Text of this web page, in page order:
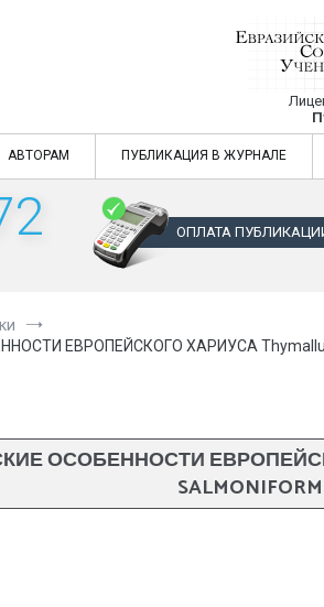
Евразийский Союз
АВТОРАМ ПУБЛИКАЦИЯ В ЖУРНАЛЕ
ОПЛАТА
ЕВРОПЕЙСКОГО ХАРИУСА
ОСОБЕННОСТИ ЕВРОПЕЙСКОГО